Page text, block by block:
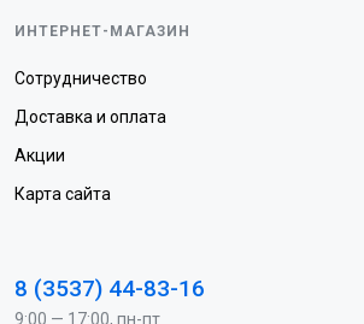
ИНТЕРНЕТ-МАГАЗИН
Сотрудничество
Доставка и оплата
Акции
Карта сайта
8 (3537) 44-83-16
9:00 — 17:00, пн-пт